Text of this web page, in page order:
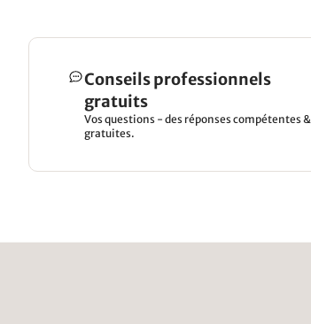
Conseils professionnels
gratuits
Vos questions - des réponses compétentes &
gratuites.